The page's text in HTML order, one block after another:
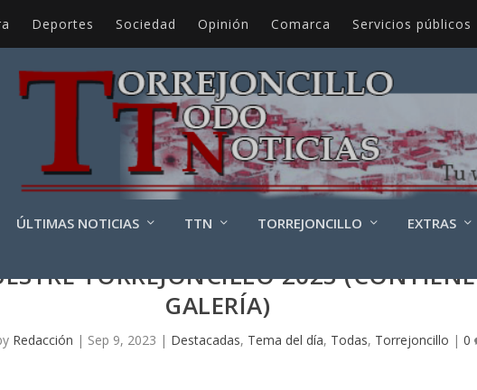
Deportes Sociedad Opinión Comarca Servicios públicos
ÚLTIMAS NOTICIAS TTN TORREJONCILLO EXTRAS
TORREJONCILLO 2023 (CONTIENE
GALERÍA)
Redacción | Sep 9, 2023 | Destacadas, Tema del día, Todas, Torrejoncillo | 0